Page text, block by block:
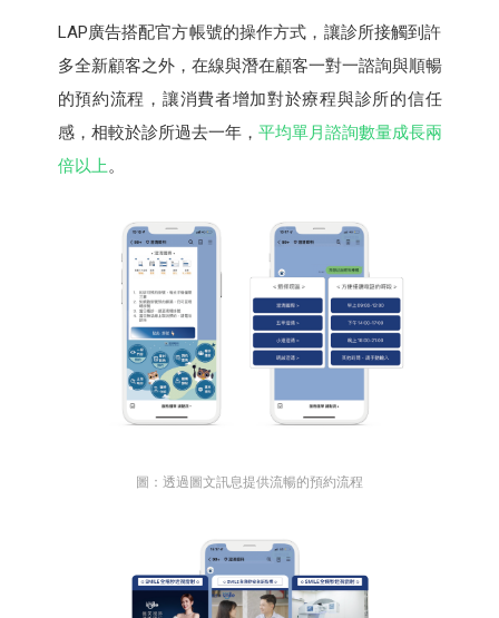
LAP廣告搭配官方帳號的操作方式，讓診所接觸到許
多全新顧客之外，在線與潛在顧客一對一諮詢與順暢
的預約流程，讓消費者增加對於療程與診所的信任
感，相較於診所過去一年， 平均單月諮詢數量成長兩
倍以上。
圖：透過圖文訊息提供流暢的預約流程